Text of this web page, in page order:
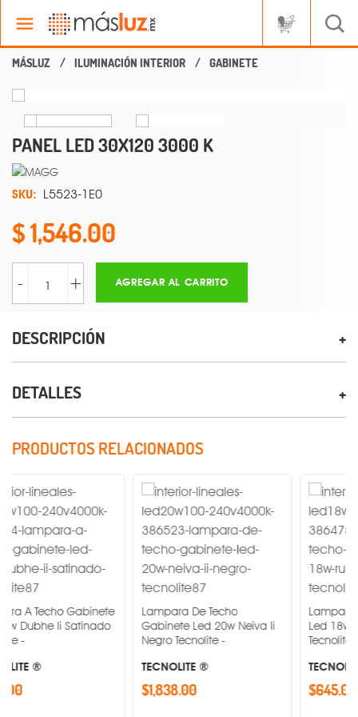
ILUMINACIÓN INTERIOR GABINETE
PANEL LED 30X120 3000 K
SKU: L5523-1E0
1,546.00
- + AGREGAR AL CARRITO
DESCRIPCIÓN
DETALLES
PRODUCTOS RELACIONADOS
Gabinete
Ii Satinado
Lampara De Techo
Gabinete Led 20w Neiva Ii
Negro Tecnolite -
TECNOLITE ®
$1,838.00
Lampara A Techo
Led 18w Rubidea
Tecnolite -
TECNOLITE ®